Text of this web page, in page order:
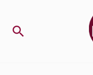
Zum
Inhalt